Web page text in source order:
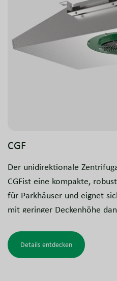
zuverlässige Entrauchung
Brandfall.
CGF
Der unidirektionale
CGFist eine kompakte,
für Parkhäuser und eignet
mit geringer Deckenhöhe
Auslass gewährleisten eine
einen hohen Schub. Der CGF
Details entdecken